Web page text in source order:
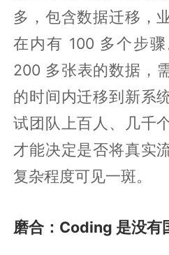
多，包含数据迁移，
在内有 100 多个步
200 多张表的数据，
的时间内迁移到新系
试团队上百人、几千
才能决定是否将真实
复杂程度可见一斑。
磨合：Coding 是没有